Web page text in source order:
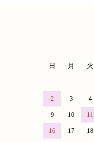
日 月 火
2 3 4
9 10 11
16 17 18